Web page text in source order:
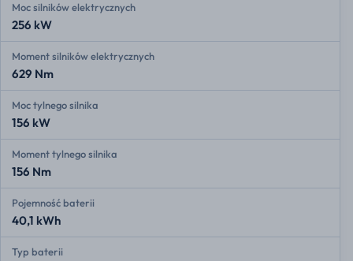
Moc silników elektrycznych
256 kW
Moment silników elektrycznych
629 Nm
Moc tylnego silnika
156 kW
Moment tylnego silnika
156 Nm
Pojemność baterii
40,1 kWh
Typ baterii